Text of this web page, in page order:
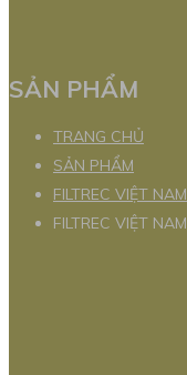
SẢN PHẨM
TRANG CHỦ
SẢN PHẨM
FILTREC VIỆT NAM
FILTREC VIỆT NAM